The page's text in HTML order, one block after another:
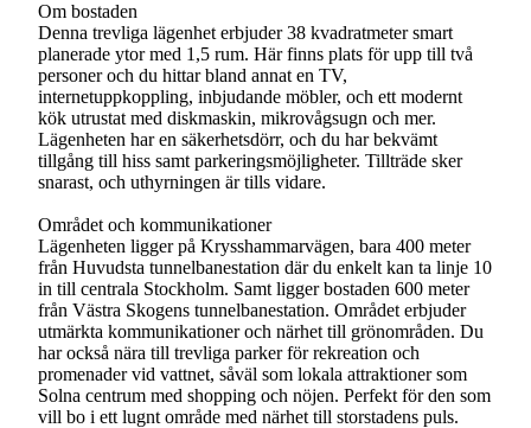
Om bostaden
Denna trevliga lägenhet erbjuder 38 kvadratmeter smart
planerade ytor med 1,5 rum. Här finns plats för upp till två
personer och du hittar bland annat en TV,
internetuppkoppling, inbjudande möbler, och ett modernt
kök utrustat med diskmaskin, mikrovågsugn och mer.
Lägenheten har en säkerhetsdörr, och du har bekvämt
tillgång till hiss samt parkeringsmöjligheter. Tillträde sker
snarast, och uthyrningen är tills vidare.
Området och kommunikationer
Lägenheten ligger på Krysshammarvägen, bara 400 meter
från Huvudsta tunnelbanestation där du enkelt kan ta linje 10
in till centrala Stockholm. Samt ligger bostaden 600 meter
från Västra Skogens tunnelbanestation. Området erbjuder
utmärkta kommunikationer och närhet till grönområden. Du
har också nära till trevliga parker för rekreation och
promenader vid vattnet, såväl som lokala attraktioner som
Solna centrum med shopping och nöjen. Perfekt för den som
vill bo i ett lugnt område med närhet till storstadens puls.